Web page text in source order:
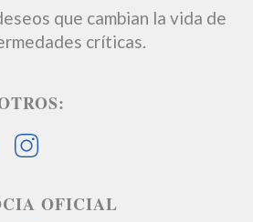
que cambian la vida de
críticas.
OFICIAL